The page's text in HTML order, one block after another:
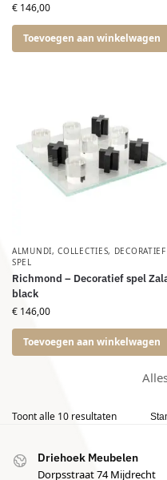
€ 146,00
Toevoegen aan winkelwagen
ALMUNDI,COLLECTIES, DECORATIEF
SPEL
Richmond – Decoratief spel
black
€ 146,00
Toevoegen aan winkelwagen
Toont alle 10 resultaten
Driehoek Meubelen
Dorpsstraat 74 Mijdrecht